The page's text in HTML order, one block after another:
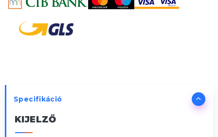
Specifikáció
KIJELZŐ